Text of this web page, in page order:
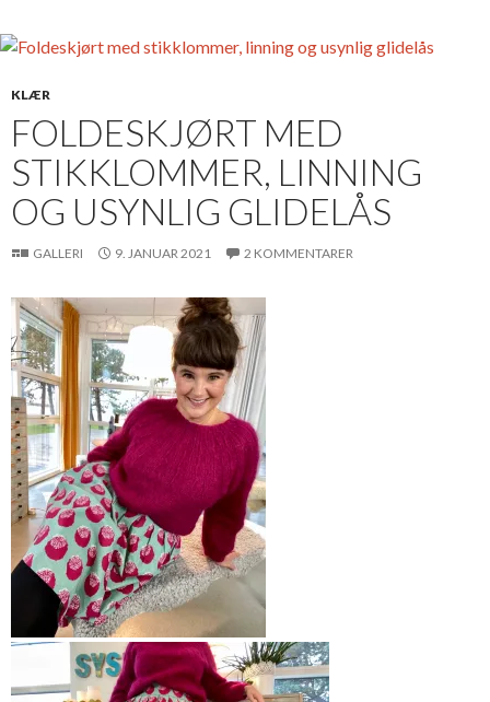
KLÆR
FOLDESKJØRT MED
STIKKLOMMER, LINNING
OG USYNLIG GLIDELÅS
GALLERI 9. JANUAR 2021 2 KOMMENTARER
Jeg elsker å gå i skjørt eller kjoler
hele året rundt.